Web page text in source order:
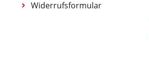
Widerrufsformular